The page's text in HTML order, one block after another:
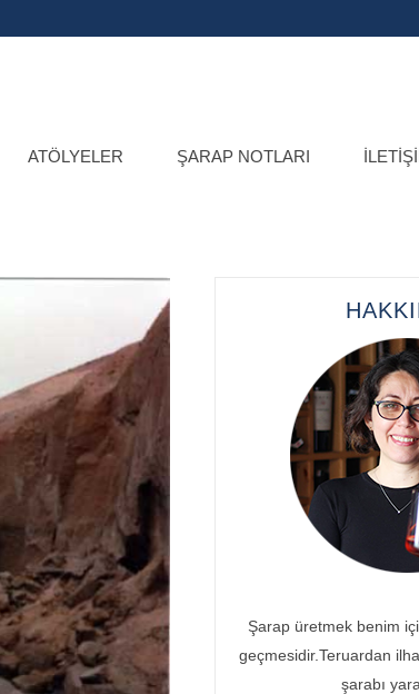
ATÖLYELER ŞARAP NOTLARI
Şarap üretmek benim
geçmesidir.Teruardan
şarabı